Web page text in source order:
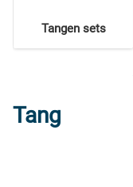
Tangen sets
Tang